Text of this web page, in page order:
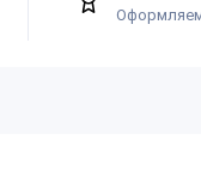
Оформляем